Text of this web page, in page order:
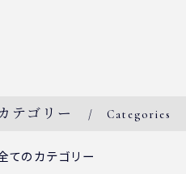
テゴリー Categories
てのカテゴリー